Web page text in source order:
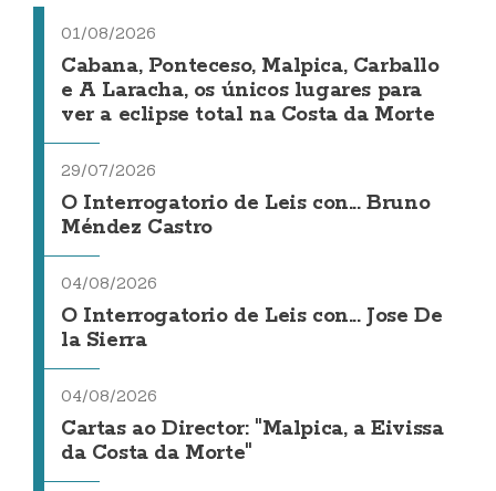
01/08/2026
Cabana, Ponteceso, Malpica, Carballo
e A Laracha, os únicos lugares para
ver a eclipse total na Costa da Morte
29/07/2026
O Interrogatorio de Leis con... Bruno
Méndez Castro
04/08/2026
O Interrogatorio de Leis con... Jose De
la Sierra
04/08/2026
Cartas ao Director: "Malpica, a Eivissa
da Costa da Morte"